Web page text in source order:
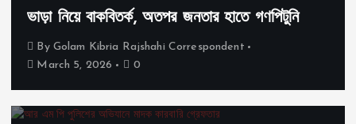
ভাড়া নিয়ে বাকবিতর্ক, অতপর জনতার হাতে গণপিটুনি
By Golam Kibria Rajshahi Correspondent
March 5, 2026
0